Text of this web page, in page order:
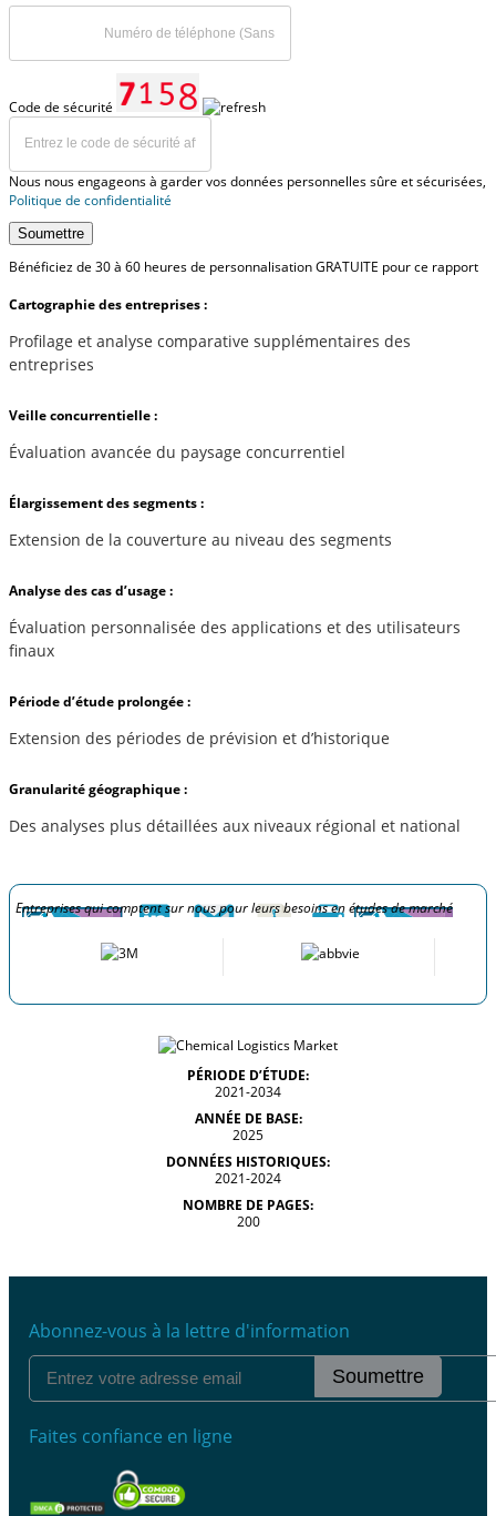
Code de sécurité
Nous nous engageons à garder vos données personnelles sûre et sécurisées,
Politique de confidentialité
Soumettre
Bénéficiez de 30 à 60 heures de personnalisation GRATUITE pour ce rapport
Cartographie des entreprises :
Profilage et analyse comparative supplémentaires des
entreprises
Veille concurrentielle :
Évaluation avancée du paysage concurrentiel
Élargissement des segments :
Extension de la couverture au niveau des segments
Analyse des cas d’usage :
Évaluation personnalisée des applications et des utilisateurs
finaux
Période d’étude prolongée :
Extension des périodes de prévision et d’historique
Granularité géographique :
Des analyses plus détaillées aux niveaux régional et national
Entreprises qui comptent sur nous pour leurs besoins en études de marché
PÉRIODE D’ÉTUDE:
2021-2034
ANNÉE DE BASE:
2025
DONNÉES HISTORIQUES:
2021-2024
NOMBRE DE PAGES:
200
Abonnez-vous à la lettre d'information
Soumettre
Faites confiance en ligne